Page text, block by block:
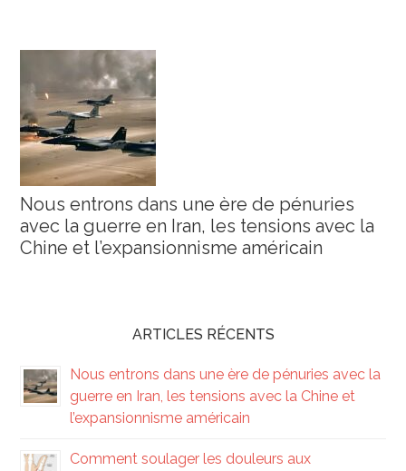
Nous entrons dans une ère de pénuries
avec la guerre en Iran, les tensions avec la
Chine et l’expansionnisme américain
ARTICLES RÉCENTS
Nous entrons dans une ère de pénuries avec la
guerre en Iran, les tensions avec la Chine et
l’expansionnisme américain
Comment soulager les douleurs aux